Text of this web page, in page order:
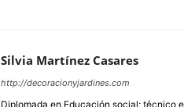
Silvia Martínez Casares
http://decoracionyjardines.com
Diplomada en Educación social; técnico